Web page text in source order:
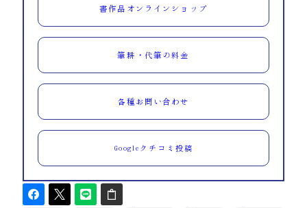
書作品オンラインショップ
筆耕・代筆の料金
各種お問い合わせ
Googleクチコミ投稿